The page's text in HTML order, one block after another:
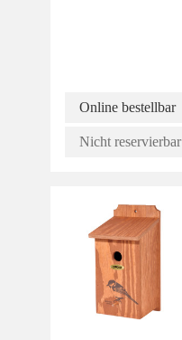
Online bestellbar
Nicht reservierbar